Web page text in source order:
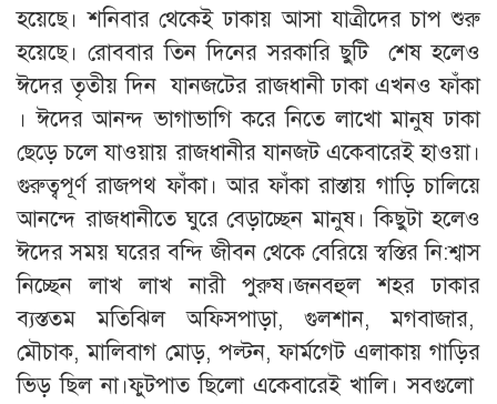
হয়েছে। শনিবার থেকেই ঢাকায় আসা যাত্রীদের চাপ শুরু
হয়েছে। রোববার তিন দিনের সরকারি ছুটি শেষ হলেও
ঈদের তৃতীয় দিন যানজটের রাজধানী ঢাকা এখনও ফাঁকা
। ঈদের আনন্দ ভাগাভাগি করে নিতে লাখো মানুষ ঢাকা
ছেড়ে চলে যাওয়ায় রাজধানীর যানজট একেবারেই হাওয়া।
গুরুত্বপূর্ণ রাজপথ ফাঁকা। আর ফাঁকা রাস্তায় গাড়ি চালিয়ে
আনন্দে রাজধানীতে ঘুরে বেড়াচ্ছেন মানুষ। কিছুটা হলেও
ঈদের সময় ঘরের বন্দি জীবন থেকে বেরিয়ে স্বস্তির নি:শ্বাস
নিচ্ছেন লাখ লাখ নারী পুরুষ।জনবহুল শহর ঢাকার
ব্যস্ততম মতিঝিল অফিসপাড়া, গুলশান, মগবাজার,
মৌচাক, মালিবাগ মোড়, পল্টন, ফার্মগেট এলাকায় গাড়ির
ভিড় ছিল না।ফুটপাত ছিলো একেবারেই খালি। সবগুলো